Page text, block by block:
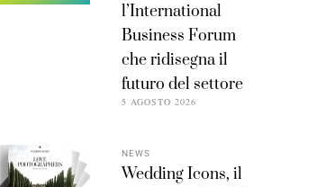
l’International
Business Forum
che ridisegna il
futuro del settore
5 AGOSTO 2026
NEWS
Wedding Icons, il